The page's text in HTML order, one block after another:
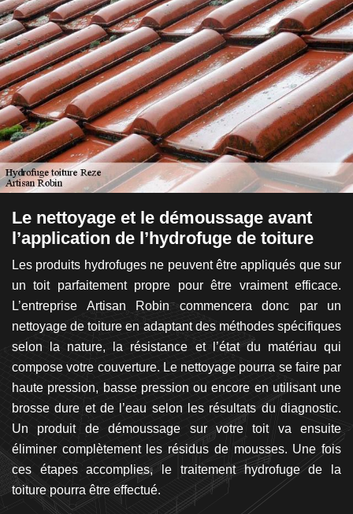
Le nettoyage et le démoussage avant
l’application de l’hydrofuge de toiture
Les produits hydrofuges ne peuvent être appliqués que sur
un toit parfaitement propre pour être vraiment efficace.
L’entreprise Artisan Robin commencera donc par un
nettoyage de toiture en adaptant des méthodes spécifiques
selon la nature, la résistance et l’état du matériau qui
compose votre couverture. Le nettoyage pourra se faire par
haute pression, basse pression ou encore en utilisant une
brosse dure et de l’eau selon les résultats du diagnostic.
Un produit de démoussage sur votre toit va ensuite
éliminer complètement les résidus de mousses. Une fois
ces étapes accomplies, le traitement hydrofuge de la
toiture pourra être effectué.